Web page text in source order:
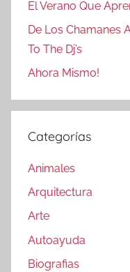
El Verano Que
De Los Chamanes
To The Dj’s
Ahora Mismo!
Categorías
Animales
Arquitectura
Arte
Autoayuda
Biografias